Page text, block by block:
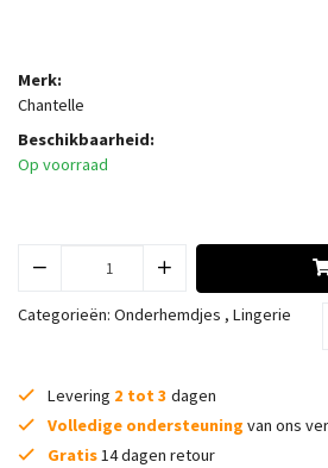
Merk:
Chantelle
Beschikbaarheid:
Op voorraad
Categorieën: Onderhemdjes , Lingerie
Levering 2 tot 3 dagen
Volledige ondersteuning van ons
Gratis14 dagen retour